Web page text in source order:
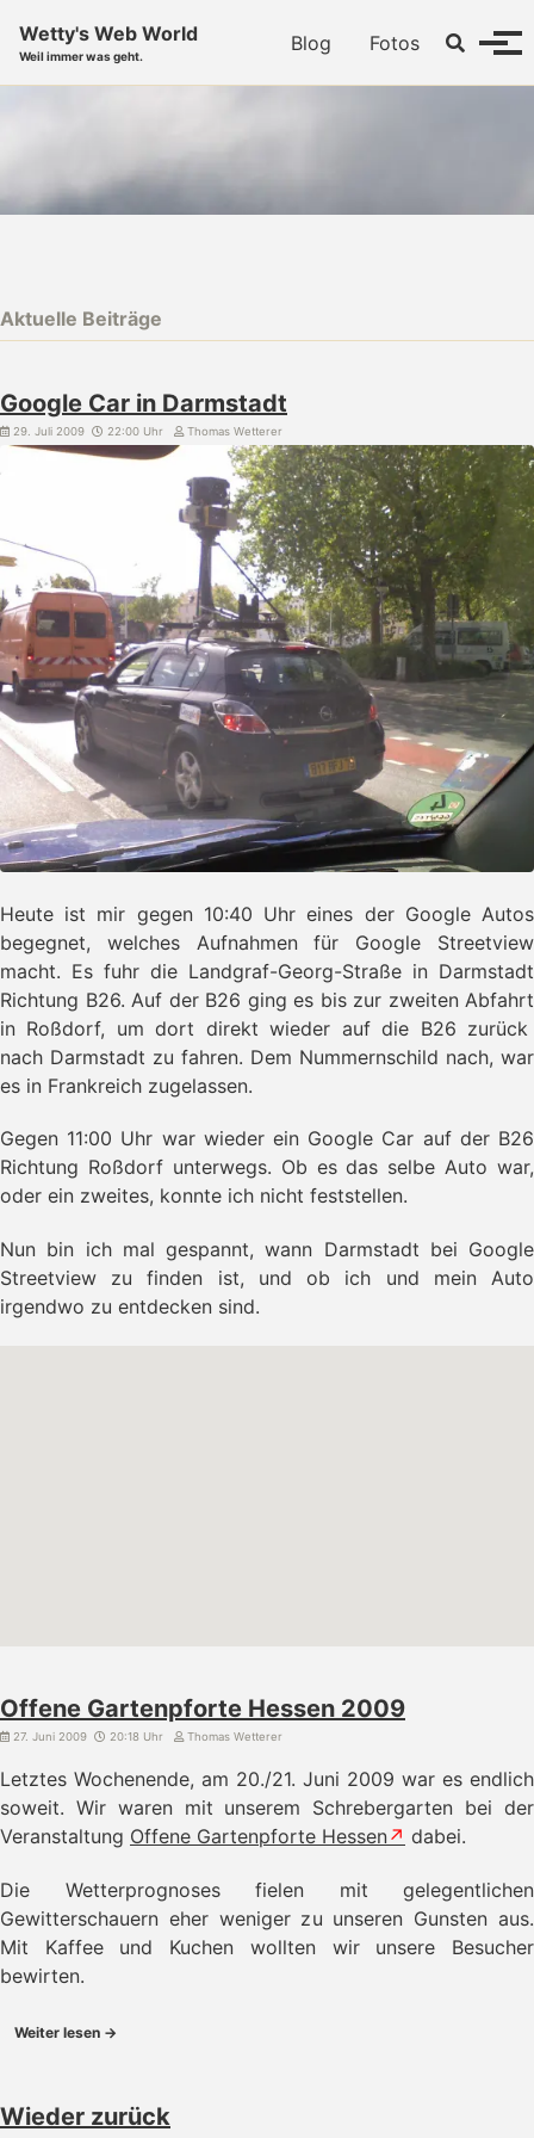
Wetty's Web World
Weil immer was geht.
Blog Fotos Toggle
Aktuelle Beiträge
Google Car in Darmstadt
29. Juli 2009 22:00 Uhr Thomas Wetterer
Heute ist mir gegen 10:40 Uhr eines der Google Autos
begegnet, welches Aufnahmen für Google Streetview
macht. Es fuhr die Landgraf-Georg-Straße in Darmstadt
Richtung B26. Auf der B26 ging es bis zur zweiten Abfahrt
in Roßdorf, um dort direkt wieder auf die B26 zurück
nach Darmstadt zu fahren. Dem Nummernschild nach, war
es in Frankreich zugelassen.
Gegen 11:00 Uhr war wieder ein Google Car auf der B26
Richtung Roßdorf unterwegs. Ob es das selbe Auto war,
oder ein zweites, konnte ich nicht feststellen.
Nun bin ich mal gespannt, wann Darmstadt bei Google
Streetview zu finden ist, und ob ich und mein Auto
irgendwo zu entdecken sind.
Offene Gartenpforte Hessen 2009
27. Juni 2009 20:18 Uhr Thomas Wetterer
Letztes Wochenende, am 20./21. Juni 2009 war es endlich
soweit. Wir waren mit unserem Schrebergarten bei der
Veranstaltung Offene Gartenpforte Hessen dabei.
Die Wetterprognoses fielen mit gelegentlichen
Gewitterschauern eher weniger zu unseren Gunsten aus.
Mit Kaffee und Kuchen wollten wir unsere Besucher
bewirten.
Weiter lesen →
Wieder zurück